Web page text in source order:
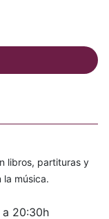
libros, partituras y
la música.
a 20:30h